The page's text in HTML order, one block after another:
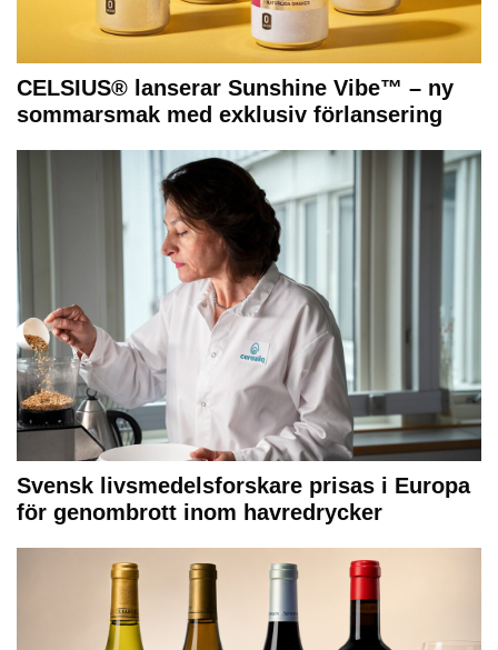
CELSIUS® lanserar Sunshine Vibe™ – ny
sommarsmak med exklusiv förlansering
Svensk livsmedelsforskare prisas i Europa
för genombrott inom havredrycker